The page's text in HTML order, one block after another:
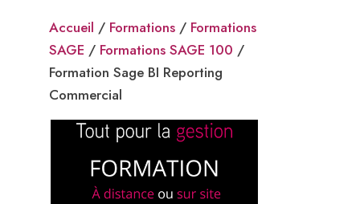
Accueil / Formations/ Formations
SAGE / Formations SAGE 100 /
Formation Sage BI Reporting
Commercial